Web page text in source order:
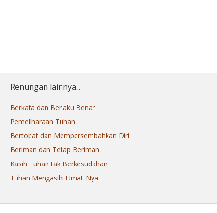
Renungan lainnya...
Berkata dan Berlaku Benar
Pemeliharaan Tuhan
Bertobat dan Mempersembahkan Diri
Beriman dan Tetap Beriman
Kasih Tuhan tak Berkesudahan
Tuhan Mengasihi Umat-Nya